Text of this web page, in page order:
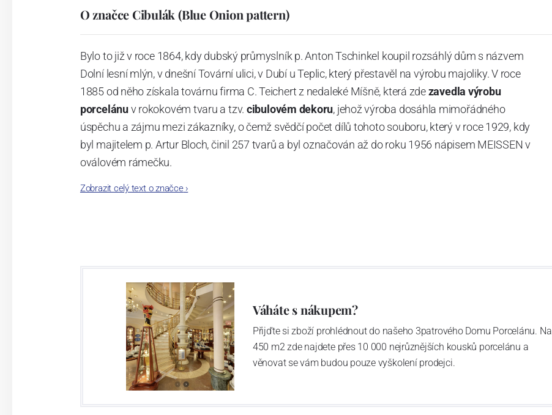
O značce Cibulák (Blue Onion pattern)
Bylo to již v roce 1864, kdy dubský průmyslník p. Anton Tschinkel koupil rozsáhlý dům s názvem
Dolní lesní mlýn, v dnešní Tovární ulici, v Dubí u Teplic, který přestavěl na výrobu majoliky. V roce
1885 od něho získala továrnu firma C. Teichert z nedaleké Míšně, která zdezavedla výrobu
porcelánuv rokokovém tvaru a tzv. cibulovém dekoru, jehož výroba dosáhla mimořádného
úspěchu a zájmu mezi zákazníky, o čemž svědčí počet dílů tohoto souboru, který v roce 1929, kdy
byl majitelem p. Artur Bloch, činil 257 tvarů a byl označován až do roku 1956 nápisem MEISSEN v
oválovém rámečku.
Dnes, kdy čtete tento úvod, nese firma název
Zobrazit celý text o značce›
Váháte s nákupem?
Přijďte si zboží prohlédnout do našeho 3patrového Domu Porcelánu. Na
450 m2 zde najdete přes 10 000 nejrůznějších kousků porcelánu a
věnovat se vám budou pouze vyškolení prodejci.